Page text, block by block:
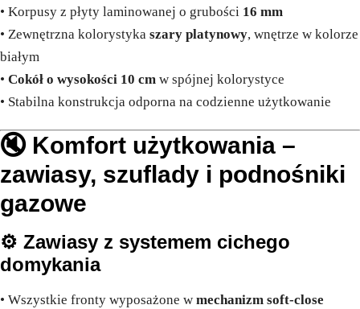
• Korpusy z płyty laminowanej o grubości 16 mm
• Zewnętrzna kolorystyka szary platynowy, wnętrze w kolorze
białym
• Cokół o wysokości 10 cm w spójnej kolorystyce
• Stabilna konstrukcja odporna na codzienne użytkowanie
🔇 Komfort użytkowania –
zawiasy, szuflady i podnośniki
gazowe
⚙️ Zawiasy z systemem cichego
domykania
• Wszystkie fronty wyposażone w mechanizm soft-close